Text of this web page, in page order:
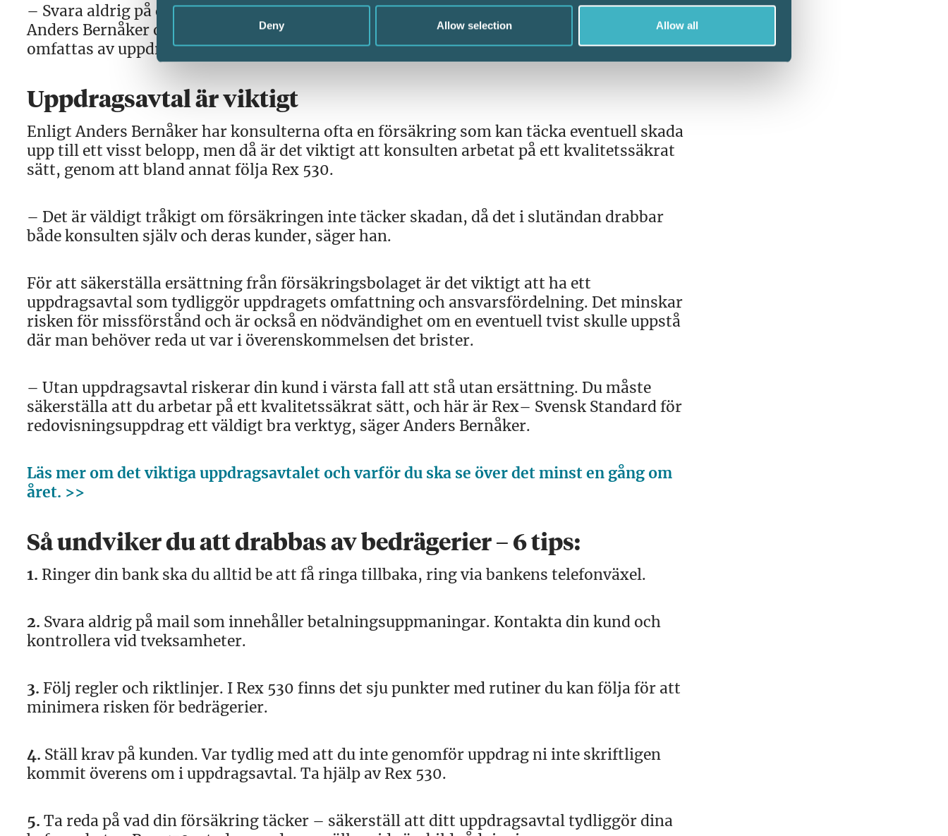
Deny Allow selection Allow all
– Svara aldrig på denna typ av mail, ring istället kunden och kontrollera, uppmanar
Anders Bernåker och betonar samtidigt vikten av att aldrig göra utbetalningar som inte
omfattas av uppdragsavtalet.
Uppdragsavtal är viktigt
Enligt Anders Bernåker har konsulterna ofta en försäkring som kan täcka eventuell skada
upp till ett visst belopp, men då är det viktigt att konsulten arbetat på ett kvalitetssäkrat
sätt, genom att bland annat följa Rex 530.
– Det är väldigt tråkigt om försäkringen inte täcker skadan, då det i slutändan drabbar
både konsulten själv och deras kunder, säger han.
För att säkerställa ersättning från försäkringsbolaget är det viktigt att ha ett
uppdragsavtal som tydliggör uppdragets omfattning och ansvarsfördelning. Det minskar
risken för missförstånd och är också en nödvändighet om en eventuell tvist skulle uppstå
där man behöver reda ut var i överenskommelsen det brister.
– Utan uppdragsavtal riskerar din kund i värsta fall att stå utan ersättning. Du måste
säkerställa att du arbetar på ett kvalitetssäkrat sätt, och här är Rex– Svensk Standard för
redovisningsuppdrag ett väldigt bra verktyg, säger Anders Bernåker.
Läs mer om det viktiga uppdragsavtalet och varför du ska se över det minst en gång om
året. >>
Så undviker du att drabbas av bedrägerier – 6 tips:
1. Ringer din bank ska du alltid be att få ringa tillbaka, ring via bankens telefonväxel.
2. Svara aldrig på mail som innehåller betalningsuppmaningar. Kontakta din kund och
kontrollera vid tveksamheter.
3. Följ regler och riktlinjer. I Rex 530 finns det sju punkter med rutiner du kan följa för att
minimera risken för bedrägerier.
4. Ställ krav på kunden. Var tydlig med att du inte genomför uppdrag ni inte skriftligen
kommit överens om i uppdragsavtal. Ta hjälp av Rex 530.
5. Ta reda på vad din försäkring täcker – säkerställ att ditt uppdragsavtal tydliggör dina